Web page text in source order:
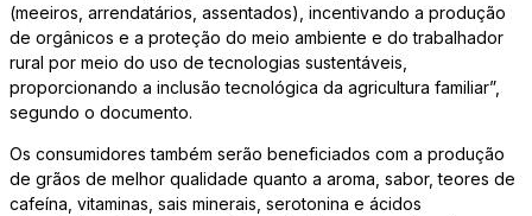
(meeiros, arrendatários, assentados), incentivando a produção
de orgânicos e a proteção do meio ambiente e do trabalhador
rural por meio do uso de tecnologias sustentáveis,
proporcionando a inclusão tecnológica da agricultura familiar”,
segundo o documento.
Os consumidores também serão beneficiados com a produção
de grãos de melhor qualidade quanto a aroma, sabor, teores de
cafeína, vitaminas, sais minerais, serotonina e ácidos